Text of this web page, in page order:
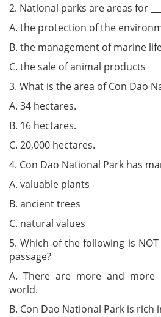
2. National parks are areas for
A. the protection of the
B. the management of marine
C. the sale of animal products
3. What is the area of Con Dao
A. 34 hectares.
B. 16 hectares.
C. 20,000 hectares.
4. Con Dao National Park has
A. valuable plants
B. ancient trees
C. natural values
5. Which of the following is
passage?
A. There are more and
world.
B. Con Dao National Park is rich